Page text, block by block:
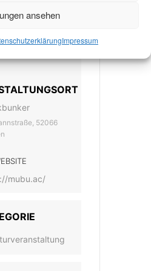
ansehen
Impressum
INFO
52066
mubu.ac/